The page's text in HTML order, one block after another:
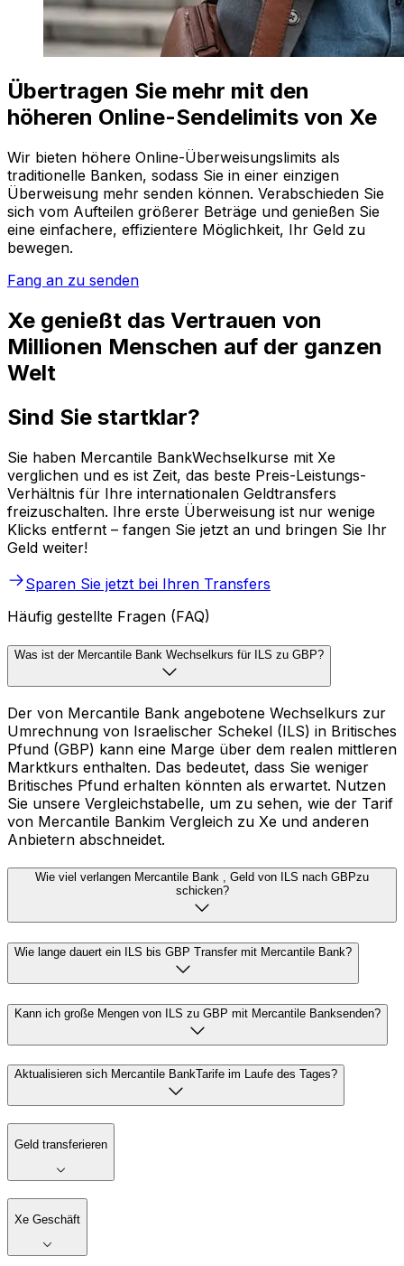
Übertragen Sie mehr mit den
höheren Online-Sendelimits von Xe
Wir bieten höhere Online-Überweisungslimits als
traditionelle Banken, sodass Sie in einer einzigen
Überweisung mehr senden können. Verabschieden Sie
sich vom Aufteilen größerer Beträge und genießen Sie
eine einfachere, effizientere Möglichkeit, Ihr Geld zu
bewegen.
Fang an zu senden
Xe genießt das Vertrauen von
Millionen Menschen auf der ganzen
Welt
Sind Sie startklar?
Sie haben Mercantile BankWechselkurse mit Xe
verglichen und es ist Zeit, das beste Preis-Leistungs-
Verhältnis für Ihre internationalen Geldtransfers
freizuschalten. Ihre erste Überweisung ist nur wenige
Klicks entfernt – fangen Sie jetzt an und bringen Sie Ihr
Geld weiter!
Sparen Sie jetzt bei Ihren Transfers
Häufig gestellte Fragen (FAQ)
Was ist der Mercantile Bank Wechselkurs für ILS zu GBP?
Der von Mercantile Bank angebotene Wechselkurs zur
Umrechnung von Israelischer Schekel (ILS) in Britisches
Pfund (GBP) kann eine Marge über dem realen mittleren
Marktkurs enthalten. Das bedeutet, dass Sie weniger
Britisches Pfund erhalten könnten als erwartet. Nutzen
Sie unsere Vergleichstabelle, um zu sehen, wie der Tarif
von Mercantile Bankim Vergleich zu Xe und anderen
Anbietern abschneidet.
Wie viel verlangen Mercantile Bank , Geld von ILS nach GBPzu
schicken?
Wie lange dauert ein ILS bis GBP Transfer mit Mercantile Bank?
Kann ich große Mengen von ILS zu GBP mit Mercantile Banksenden?
Aktualisieren sich Mercantile BankTarife im Laufe des Tages?
Geld transferieren
Xe Geschäft